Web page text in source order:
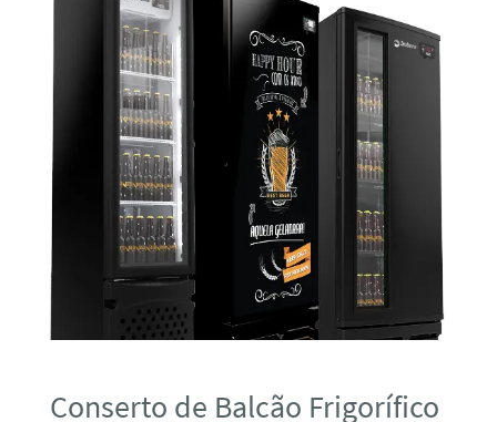
Conserto de Balcão Frigorífico